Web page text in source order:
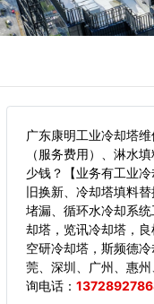
广东康明工业冷却塔
（服务费用）、淋水
少钱？【业务有工业
旧换新、冷却塔填料
堵漏、循环水冷却系
却塔，览讯冷却塔，
空研冷却塔，斯频德
莞、深圳、广州、惠
询电话：